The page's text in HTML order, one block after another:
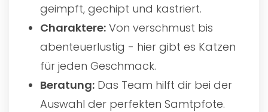
geimpft, gechipt und kastriert.
Charaktere: Von verschmust bis
abenteuerlustig - hier gibt es Katzen
für jeden Geschmack.
Beratung: Das Team hilft dir bei der
Auswahl der perfekten Samtpfote.